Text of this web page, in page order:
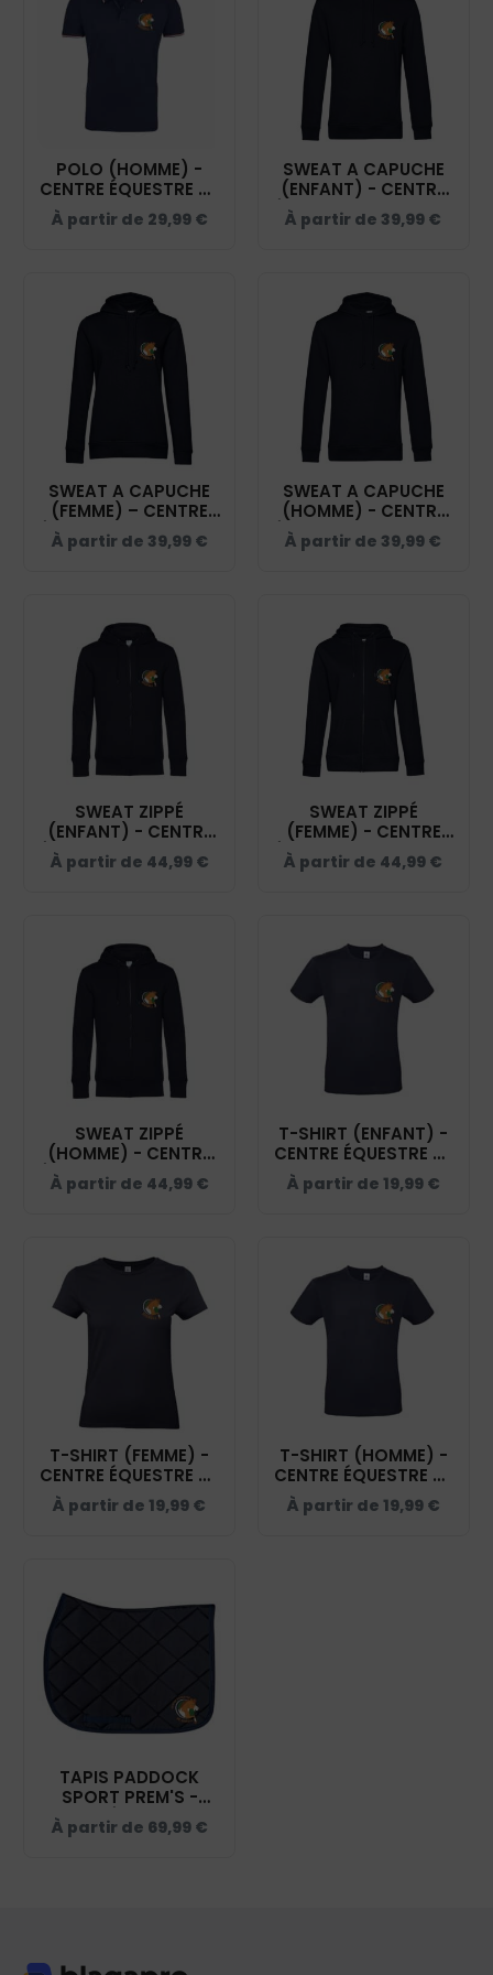
POLO (HOMME) -
CENTRE ÉQUESTRE DE
SIGBELL - NAVY -
PRESTIGE MEN
À partir de 29,99 €
SWEAT A CAPUCHE
(ENFANT) - CENTRE
ÉQUESTRE DE SIGBELL
- NAVY - K477
À partir de 39,99 €
SWEAT A CAPUCHE
(FEMME) – CENTRE
ÉQUESTRE DE SIGBELL
- NAVY - BCW34B
À partir de 39,99 €
SWEAT A CAPUCHE
(HOMME) - CENTRE
ÉQUESTRE DE SIGBELL
- NAVY - BCU33B
À partir de 39,99 €
SWEAT ZIPPÉ
(ENFANT) - CENTRE
ÉQUESTRE DE SIGBELL
- NAVY - K455
À partir de 44,99 €
SWEAT ZIPPÉ
(FEMME) - CENTRE
ÉQUESTRE DE SIGBELL
- NAVY - BCW03Q
À partir de 44,99 €
SWEAT ZIPPÉ
(HOMME) - CENTRE
ÉQUESTRE DE SIGBELL
- NAVY - BCU03K
À partir de 44,99 €
T-SHIRT (ENFANT) -
CENTRE ÉQUESTRE DE
SIGBELL - NAVY -
BC03TK
À partir de 19,99 €
T-SHIRT (FEMME) -
CENTRE ÉQUESTRE DE
SIGBELL - NAVY -
BC04T
À partir de 19,99 €
T-SHIRT (HOMME) -
CENTRE ÉQUESTRE DE
SIGBELL - NAVY -
BC03T
À partir de 19,99 €
TAPIS PADDOCK
SPORT PREM'S -
CENTRE ÉQUESTRE DE
SIGBELL - NAVY -
À partir de 69,99 €